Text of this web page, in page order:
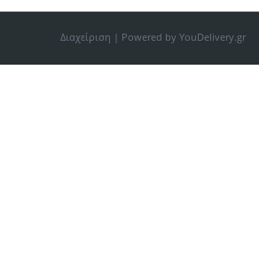
Διαχείριση | Powered by YouDelivery.gr